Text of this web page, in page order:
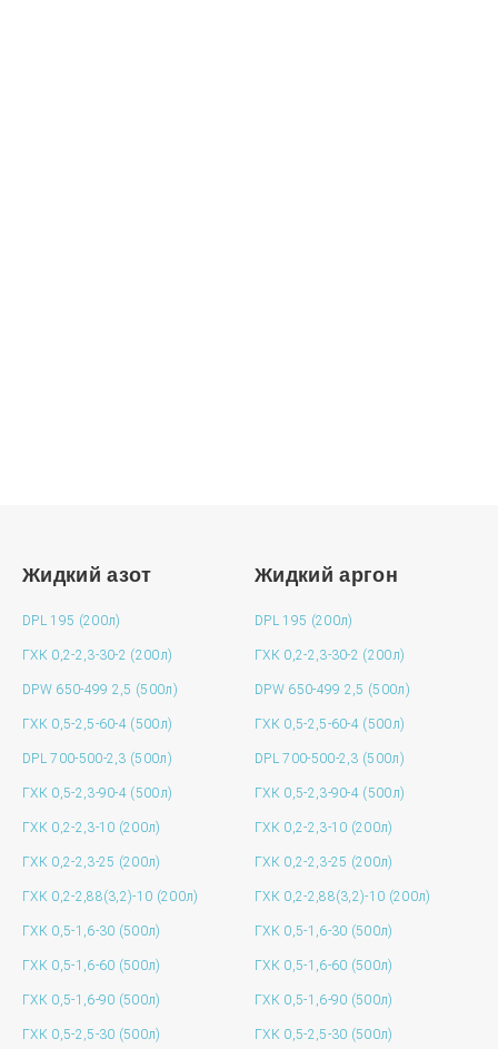
Жидкий азот
DPL 195 (200л)
ГХК 0,2-2,3-30-2 (200л)
DPW 650-499 2,5 (500л)
ГХК 0,5-2,5-60-4 (500л)
DPL 700-500-2,3 (500л)
ГХК 0,5-2,3-90-4 (500л)
ГХК 0,2-2,3-10 (200л)
ГХК 0,2-2,3-25 (200л)
ГХК 0,2-2,88(3,2)-10 (200л)
ГХК 0,5-1,6-30 (500л)
ГХК 0,5-1,6-60 (500л)
ГХК 0,5-1,6-90 (500л)
ГХК 0,5-2,5-30 (500л)
Жидкий аргон
DPL 195 (200л)
ГХК 0,2-2,3-30-2 (200л)
DPW 650-499 2,5 (500л)
ГХК 0,5-2,5-60-4 (500л)
DPL 700-500-2,3 (500л)
ГХК 0,5-2,3-90-4 (500л)
ГХК 0,2-2,3-10 (200л)
ГХК 0,2-2,3-25 (200л)
ГХК 0,2-2,88(3,2)-10 (200л)
ГХК 0,5-1,6-30 (500л)
ГХК 0,5-1,6-60 (500л)
ГХК 0,5-1,6-90 (500л)
ГХК 0,5-2,5-30 (500л)